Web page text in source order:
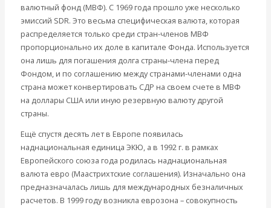
валютный фонд (МВФ). С 1969 года прошло уже несколько
эмиссий SDR. Это весьма специфическая валюта, которая
распределяется только среди стран-членов МВФ
пропорционально их доле в капитале Фонда. Используется
она лишь для погашения долга страны-члена перед
Фондом, и по соглашению между странами-членами одна
страна может конвертировать СДР на своем счете в МВФ
на доллары США или иную резервную валюту другой
страны.
Ещё спустя десять лет в Европе появилась
наднациональная единица ЭКЮ, а в 1992 г. в рамках
Европейского союза года родилась наднациональная
валюта евро (Маастрихтские соглашения). Изначально она
предназначалась лишь для международных безналичных
расчетов. В 1999 году возникла еврозона – совокупность